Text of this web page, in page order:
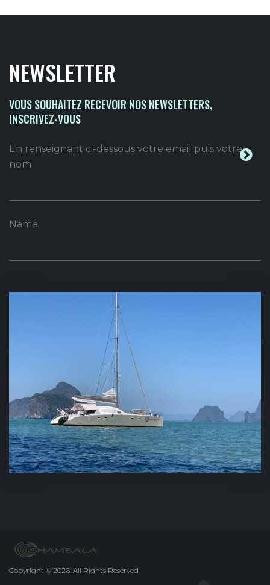
NEWSLETTER
VOUS SOUHAITEZ RECEVOIR NOS NEWSLETTERS,
INSCRIVEZ-VOUS
En renseignant ci-dessous votre email puis votre
nom
Name
Copyright © 2026. All Rights Reserved